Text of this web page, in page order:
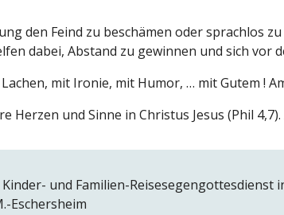
den Feind zu beschämen oder sprachlos
dabei, Abstand zu gewinnen und sich vor
mit Ironie, mit Humor, … mit Gutem !
und Sinne in Christus Jesus (Phil 4,7).
und Familien-Reisesegengottesdienst
Eschersheim